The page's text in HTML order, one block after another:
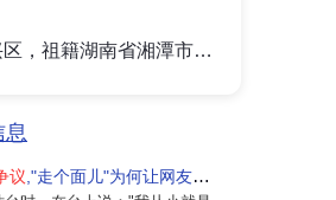
冯小刚，1958年3月18日出生于北京市大兴区，祖籍湖南省湘潭市，中国内地导演、编剧、演员，第十三届全国政协文化文史和学习委员会委员。1984年，担任剧情片《生死树》的美术助理，正式进入电影圈。1985年，调入北京电视艺术中心成为美工师，在热播电视剧中担任美术设计。1992年，冯小刚与郑晓龙合作电影剧本《大撒把》，获第十三届中国电影金鸡奖最佳故事片等提名。1994年，转行导演，处女作是《永失我爱》。1997年至2007年期间，冯小刚开创了贺岁片，先后推出了《甲方乙方》《不见不散》《没完没了》等多部贺岁电影，奠定了其在影坛的地位。2009年，冯小刚凭借《非诚勿扰》成为中国首个作品票房过10亿的电影导演。2010年，执导的电影《唐山大地震》荣获了第四届亚太电影最佳影片奖等多项奖项。2014年，担任2014年中央电视台春节联欢晚会总导演。2015年，冯小刚获法国文学艺术骑士勋章。2016年11月
议 ,"走个面儿"为何让网友炸...